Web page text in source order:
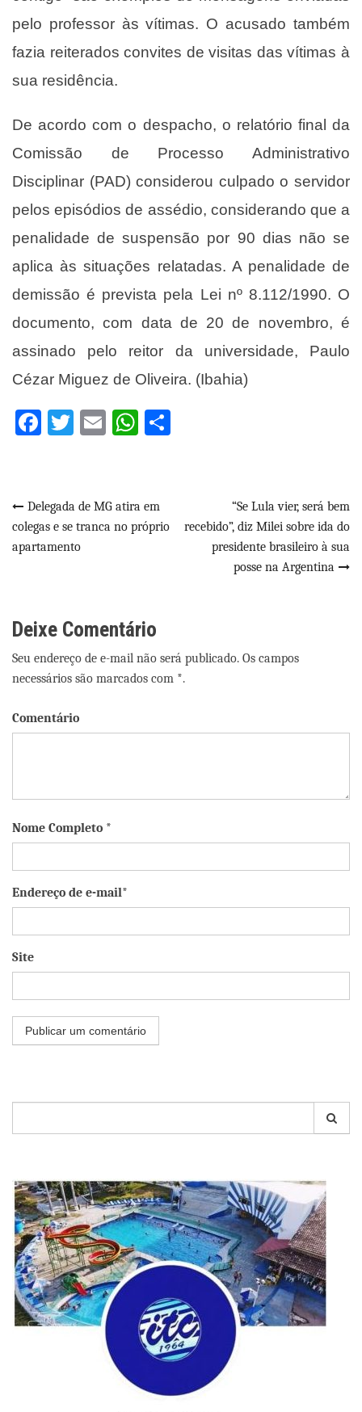
pelo professor às vítimas. O acusado também
fazia reiterados convites de visitas das vítimas à
sua residência.
De acordo com o despacho, o relatório final da
Comissão de Processo Administrativo
Disciplinar (PAD) considerou culpado o servidor
pelos episódios de assédio, considerando que a
penalidade de suspensão por 90 dias não se
aplica às situações relatadas. A penalidade de
demissão é prevista pela Lei nº 8.112/1990. O
documento, com data de 20 de novembro, é
assinado pelo reitor da universidade, Paulo
Cézar Miguez de Oliveira. (Ibahia)
Facebook
Twitter
EmailWhatsApp
Navegação
de
Delegada de MG atira em
colegas e se tranca no próprio
apartamento
“Se Lula vier, será bem
recebido”, diz Milei sobre ida do
presidente brasileiro à sua
posse na Argentina
Deixe Comentário
Seu endereço de e-mail não será publicado. Os campos
necessários são marcados com *.
Comentário
Nome Completo *
Endereço de e-mail*
Site
por: